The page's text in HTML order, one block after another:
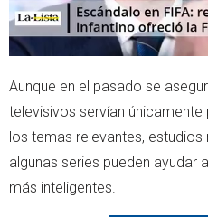
Aunque en el pasado se
televisivos servían
los temas relevantes, estudios
algunas series pueden ayudar
más inteligentes.